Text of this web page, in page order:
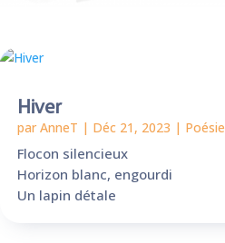
Hiver
parAnneT | Déc 21, 2023 | Poésie
Flocon silencieux
Horizon blanc, engourdi
Un lapin détale